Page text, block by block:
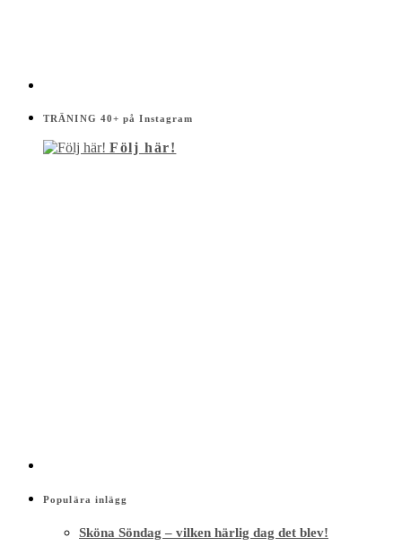
TRÄNING 40+ på Instagram
Följ här!
Populära inlägg
Sköna Söndag – vilken härlig dag det blev!